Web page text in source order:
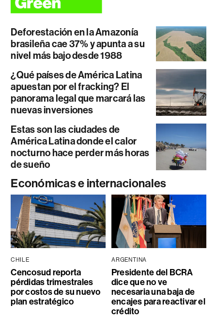
Deforestación en la Amazonía
brasileña cae 37% y apunta a su
nivel más bajo desde 1988
¿Qué países de América Latina
apuestan por el fracking? El
panorama legal que marcará las
nuevas inversiones
Estas son las ciudades de
América Latina donde el calor
nocturno hace perder más horas
de sueño
Económicas e internacionales
CHILE
Cencosud reporta
pérdidas trimestrales
por costos de su nuevo
plan estratégico
ARGENTINA
Presidente del BCRA
dice que no ve
necesaria una baja de
encajes para reactivar el
crédito